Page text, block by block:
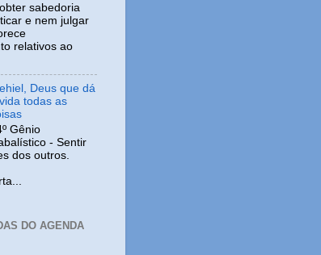
sabedoria
e nem julgar
relativos ao
Deus que dá
todas as
Gênio
- Sentir
dos outros.
DO AGENDA